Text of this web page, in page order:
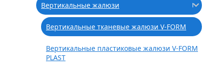
Вертикальные жалюзи
Вертикальные тканевые жалюзи V-FORM
Вертикальные пластиковые жалюзи V-FORM
PLAST